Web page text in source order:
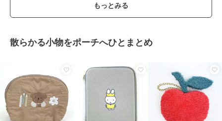
もっとみる
散らかる小物をポーチへひとまとめ